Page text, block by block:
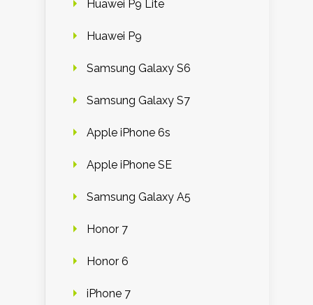
Huawei P9 Lite
Huawei P9
Samsung Galaxy S6
Samsung Galaxy S7
Apple iPhone 6s
Apple iPhone SE
Samsung Galaxy A5
Honor 7
Honor 6
iPhone 7